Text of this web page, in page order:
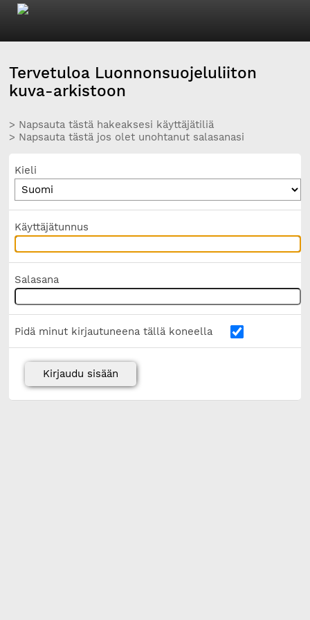
Tervetuloa Luonnonsuojeluliiton
kuva-arkistoon
> Napsauta tästä hakeaksesi käyttäjätiliä
> Napsauta tästä jos olet unohtanut salasanasi
Kieli
Käyttäjätunnus
Salasana
Pidä minut kirjautuneena tällä koneella